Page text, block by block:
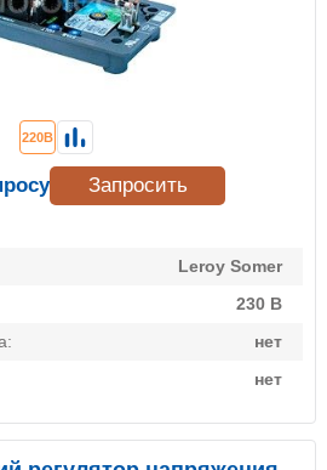
Leroy Somer
230 В
нет
нет
220В
Запросить